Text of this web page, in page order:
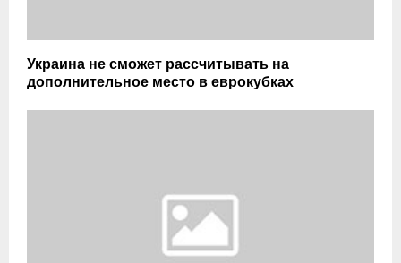
Украина не сможет рассчитывать на
дополнительное место в еврокубках